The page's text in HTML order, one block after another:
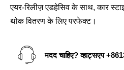
एयर-रिलीज़ एडहेसिव के साथ, कार
थोक वितरण के लिए परफेक्ट।
मदद चाहिए? व्हाट्सएप